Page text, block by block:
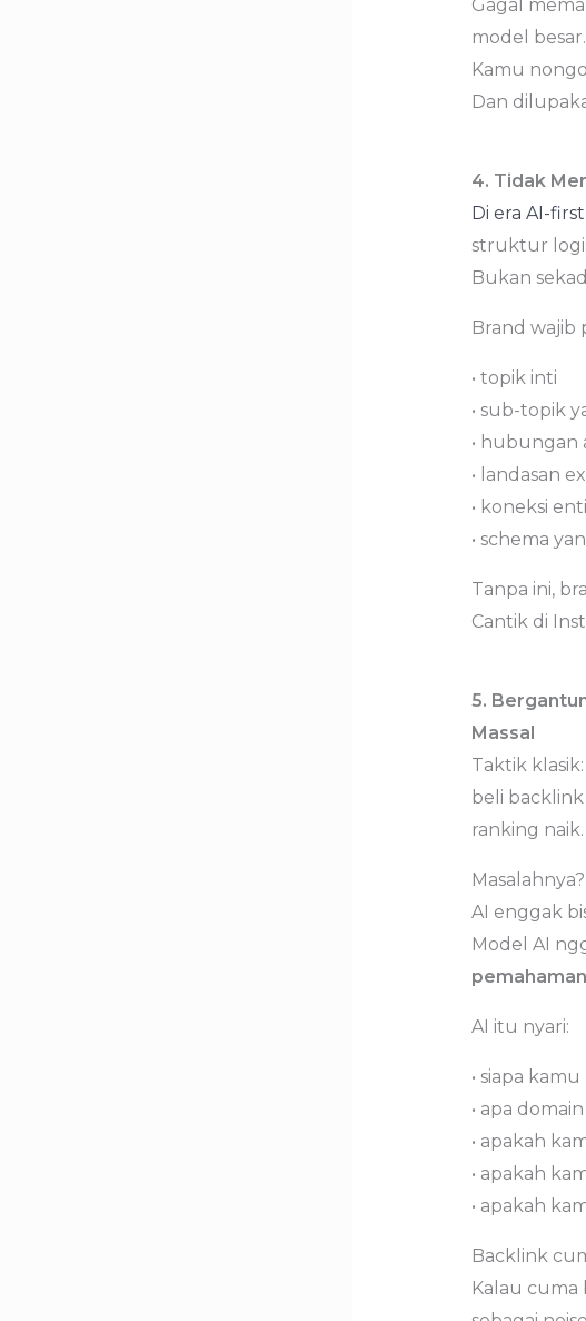
Gagal
model besar.
Kamu
Dan
4. Tidak
Di era AI-first
struktur
Bukan
Brand wajib
• topik inti
• sub-topik
• hubungan
• landasan
• koneksi
• schema
Tanpa ini,
Cantik di
5.
Massal
Taktik klasik:
beli
ranking naik.
Masalahnya?
AI enggak
Model AI
AI itu nyari:
• siapa kamu
• apa
• apakah
• apakah
• apakah
Backlink
Kalau cuma